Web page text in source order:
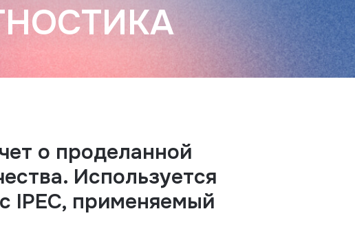
о проделанной
Используется
IPEC, применяемый